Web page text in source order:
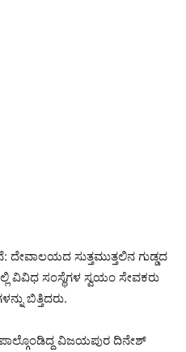
ದೇವಾಲಯದ ಸುತ್ತಮುತ್ತಲಿನ ಗುಡ್ಡದ
ವಿವಿಧ ಸಂಸ್ಥೆಗಳ ಸ್ವಯಂ ಸೇವಕರು
ಬಿತ್ತಿದರು.
ವಿಜಯಪುರ ದಿನೇಶ್